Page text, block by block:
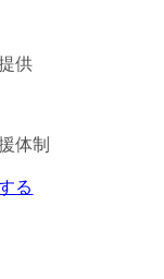
供
体制
る